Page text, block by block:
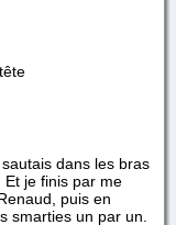
dans les bras
je finis par me
puis en
smarties un par un.